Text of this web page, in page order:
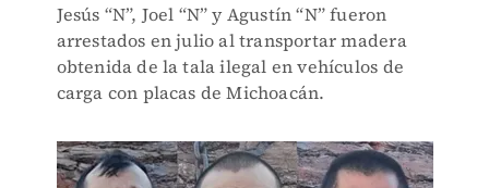
Jesús “N”, Joel “N” y Agustín “N” fueron
arrestados en julio al transportar madera
obtenida de la tala ilegal en vehículos de
carga con placas de Michoacán.